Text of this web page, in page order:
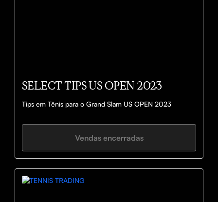
SELECT TIPS US OPEN 2023
Tips em Tênis para o Grand Slam US OPEN 2023
Vendas encerradas